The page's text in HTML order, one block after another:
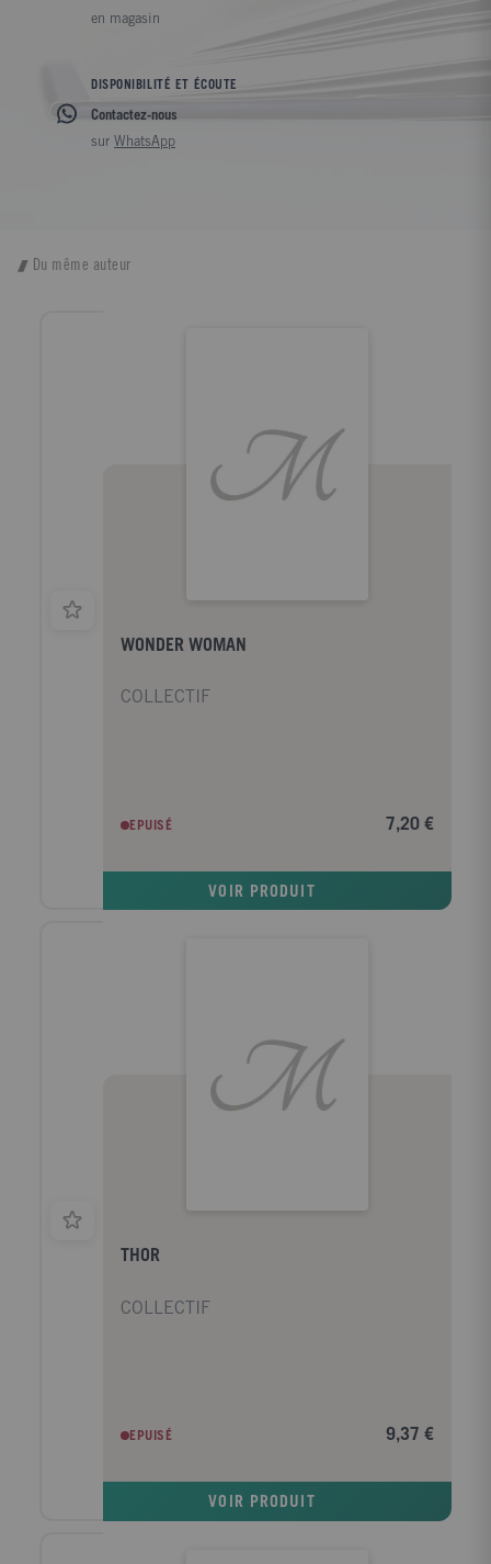
en magasin
DISPONIBILITÉ ET ÉCOUTE
Contactez-nous
sur WhatsApp
Du même auteur
WONDER WOMAN
COLLECTIF
EPUISÉ 7,20 €
VOIR PRODUIT
THOR
COLLECTIF
EPUISÉ 9,37 €
VOIR PRODUIT